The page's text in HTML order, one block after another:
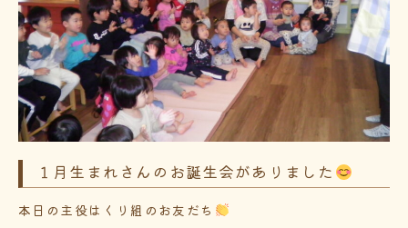
１月生まれさんのお誕生会がありました
本日の主役はくり組のお友だち